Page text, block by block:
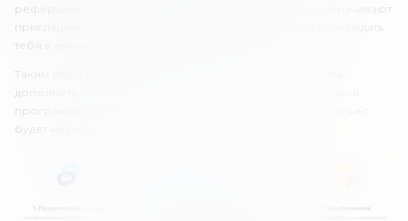
рефералов и получать до 75% от комиссий, которые уплачивают
приглашенные пользователи. Партнерская ссылка будет ждать
тебя в аккаунте.
Таким образом, бонусов для трейдеров нет, и получить
дополнительный доход можно только за счет партнерской
программы. Поэтому и оценка за бонусную политику от нас
будет низкой.